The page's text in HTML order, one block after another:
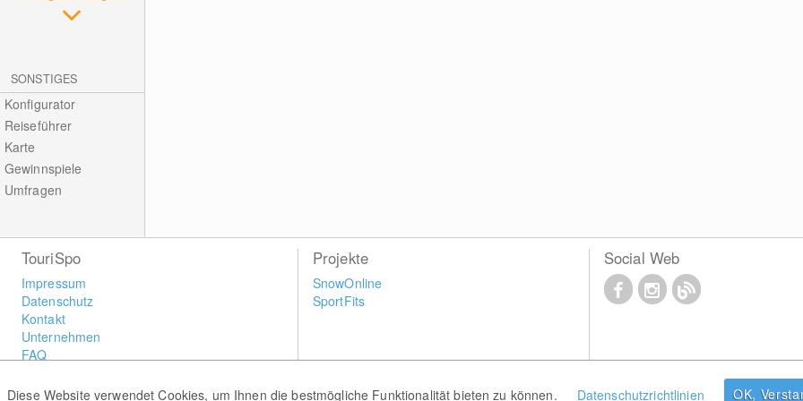
SONSTIGES
Konfigurator
Reiseführer
Karte
Gewinnspiele
Umfragen
Diese Website verwendet Cookies, um Ihnen die bestmögliche Funktionalität bieten zu können. Datenschutzrichtlinien OK,
TouriSpo
Impressum
Datenschutz
Kontakt
Unternehmen
FAQ
Widget
Projekte
SnowOnline
SportFits
Social Web